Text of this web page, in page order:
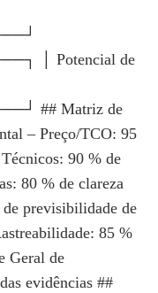
│ Potencial de
## Matriz de
– Preço/TCO: 95
90 % de
80 % de clareza
previsibilidade de
85 %
Geral de
evidências ##